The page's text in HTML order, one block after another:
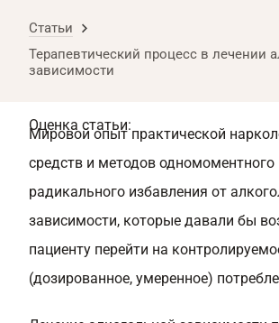
Статьи
Терапевтический процесс в лечении
зависимости
Оценка статьи:
Мировой опыт практической
средств и методов одномоментного
радикального избавления от
зависимости, которые давали бы
пациенту перейти на
(дозированное, умеренное)